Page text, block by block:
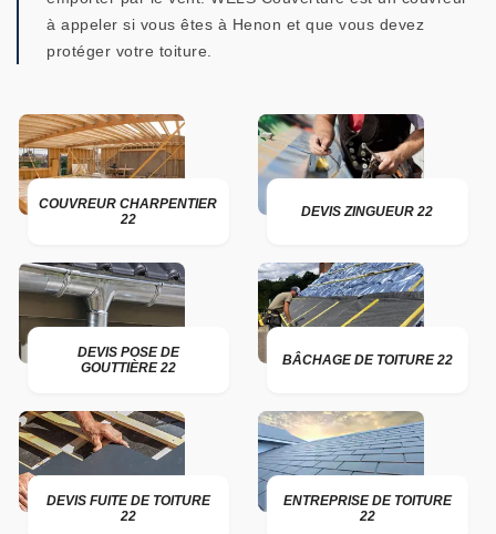
à appeler si vous êtes à Henon et que vous devez
protéger votre toiture.
COUVREUR CHARPENTIER
22
DEVIS ZINGUEUR 22
DEVIS POSE DE
GOUTTIÈRE 22
BÂCHAGE DE TOITURE 22
DEVIS FUITE DE TOITURE
22
ENTREPRISE DE TOITURE
22